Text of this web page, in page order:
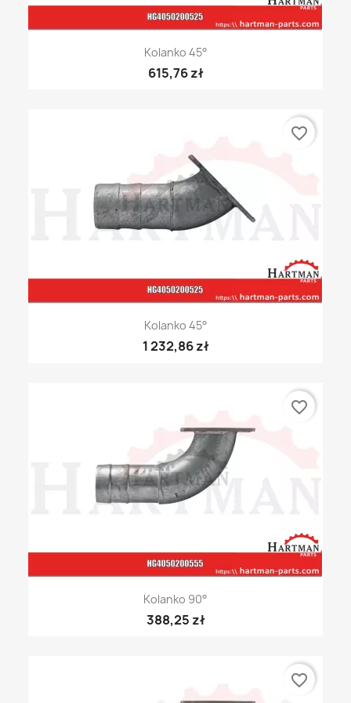
Kolanko 45°
615,76 zł
Kolanko 45°
1 232,86 zł
favorite_border
Kolanko 90°
388,25 zł
favorite_border
favorite_border